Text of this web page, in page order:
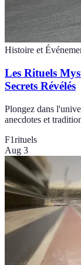
Histoire et
Les Rituels
Secrets Révélés
Plongez dans
anecdotes et
F1rituels
Aug 3